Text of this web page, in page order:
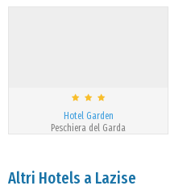
Hotel Garden
Peschiera del Garda
Altri Hotels a Lazise